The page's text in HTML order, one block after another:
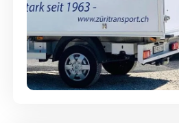
Möbellagerung -
aufbewahrt